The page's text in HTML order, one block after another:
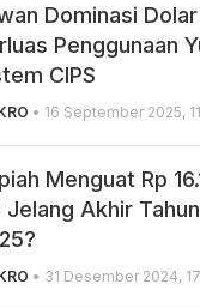
Dominasi
Penggunaan
CIPS
• 16 September 2025,
Menguat Rp
Jelang Akhir
• 31 Desember 2024,